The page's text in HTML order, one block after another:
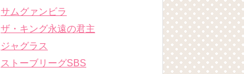
サムグァンビラ
ザ・キング永遠の君主
ジャグラス
ストーブリーグSBS